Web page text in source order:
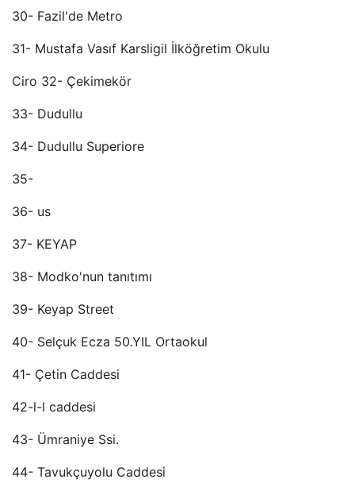
30- Fazil'de Metro
31- Mustafa Vasıf Karsligil İlköğretim Okulu
Ciro 32- Çekimekör
33- Dudullu
34- Dudullu Superiore
35-
36- us
37- KEYAP
38- Modko'nun tanıtımı
39- Keyap Street
40- Selçuk Ecza 50.YIL Ortaokul
41- Çetin Caddesi
42-l-l caddesi
43- Ümraniye Ssi.
44- Tavukçuyolu Caddesi